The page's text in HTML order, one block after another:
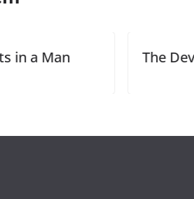
The Devil’s Dictionary